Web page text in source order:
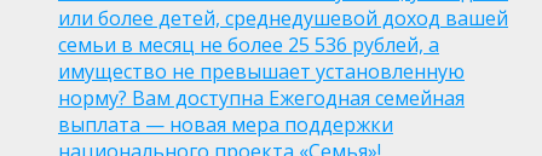
или более детей, среднедушевой доход вашей
семьи в месяц не более 25 536 рублей, а
имущество не превышает установленную
норму? Вам доступна Ежегодная семейная
выплата — новая мера поддержки